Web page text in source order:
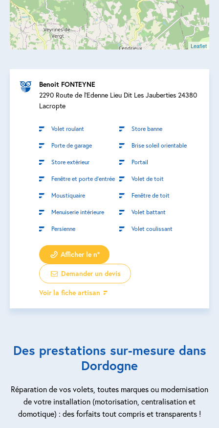
Leaflet
Benoit FONTEYNE
2290 Route de l'Edenne Lieu Dit Les Jauberties 24380
Lacropte
Volet roulant Store banne
Porte de garage Brise soleil orientable
Store extérieur Portail
Fenêtre et porte d’entrée Volet de toit
Moustiquaire Fenêtre de toit
Menuiserie intérieure Volet battant
Persienne Volet coulissant
Afficher le n°
Demander un devis
Voir la fiche artisan
Des prestations sur-mesure dans
Dordogne
Réparation de vos volets, toutes marques ou modernisation
de votre installation (motorisation, centralisation et
domotique) : des forfaits tout compris et transparents !